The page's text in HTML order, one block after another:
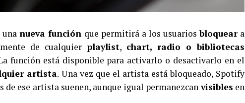
unanueva función que permitirá a los usuariosbloqueara
de cualquier playlist, chart, radio o bibliotecas
función está disponible para activarlo o desactivarlo en el
artista. Una vez que el artista está bloqueado, Spotify
de ese artista suenen, aunque igual permanezcanvisibles en